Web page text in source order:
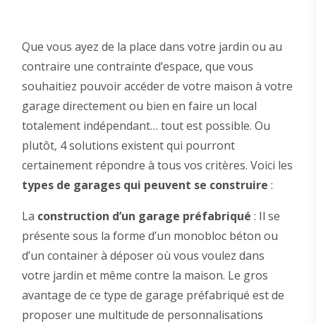
Que vous ayez de la place dans votre jardin ou au
contraire une contrainte d’espace, que vous
souhaitiez pouvoir accéder de votre maison à votre
garage directement ou bien en faire un local
totalement indépendant… tout est possible. Ou
plutôt, 4 solutions existent qui pourront
certainement répondre à tous vos critères. Voici les
types de garages qui peuvent se construire :
La construction d’un garage préfabriqué : Il se
présente sous la forme d’un monobloc béton ou
d’un container à déposer où vous voulez dans
votre jardin et même contre la maison. Le gros
avantage de ce type de garage préfabriqué est de
proposer une multitude de personnalisations